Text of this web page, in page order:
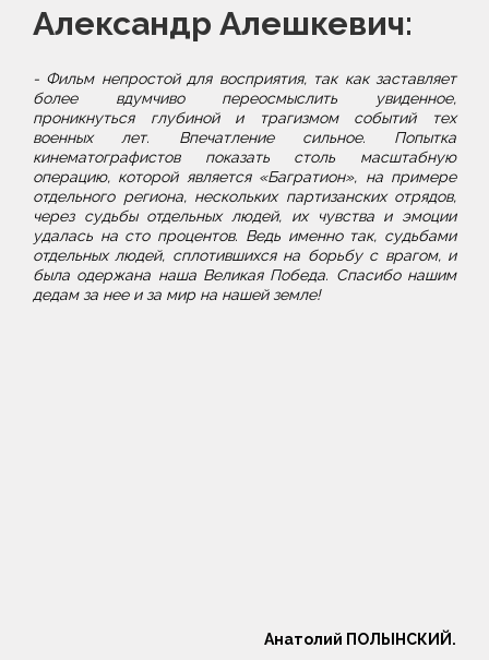
Александр Алешкевич:
- Фильм непростой для восприятия, так как заставляет
более вдумчиво переосмыслить увиденное,
проникнуться глубиной и трагизмом событий тех
военных лет. Впечатление сильное. Попытка
кинематографистов показать столь масштабную
операцию, которой является «Багратион», на примере
отдельного региона, нескольких партизанских отрядов,
через судьбы отдельных людей, их чувства и эмоции
удалась на сто процентов. Ведь именно так, судьбами
отдельных людей, сплотившихся на борьбу с врагом, и
была одержана наша Великая Победа. Спасибо нашим
дедам за нее и за мир на нашей земле!
Анатолий ПОЛЫНСКИЙ.